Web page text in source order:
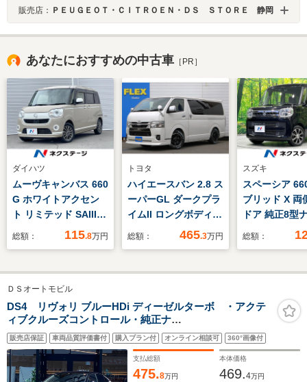
販売店： ＰＥＵＧＥＯＴ・ＣＩＴＲＯＥＮ・ＤＳ ＳＴＯＲＥ 静岡
あなたにおすすめの中古車 ［PR］
ダイハツ
ムーヴキャンバス 660
G ホワイトアクセン
ト リミテッド SAIII
ディスプレイオーディ
アシスト 禁煙車 ス
マートキー LEDヘッ
ド ETC 車線逸脱警
報 オートエアコン
Bluetooth CD
DVD再生 LEDフォ
グ
総額： 115.8万円
トヨタ
ハイエースバン 2.8 ス
ーパーGL ダークプラ
イムII ロングボディ
ディーゼルターボ
総額： 465.3万円
スズキ
スペーシア
ブリッド X 両
ドア 純正8型
周囲カメラ 衝
ナーセンサー
ETC オートハ
ム 車線逸脱
進抑制機能
総額：
ＤＳオートモビル
DS4 リヴォリ ブルーHDi ディーゼルターボ ・アクテ
ィブクルーズコントロール・純正ナ
ビ/Bluetooth/USB/carplay・全方位カメラ・黒革シート/
シートヒーター/エアシート・ドラレコ・ETC・純正
19AW・保証書・取扱説明書・LED
販売店保証 車両品質評価書付 購入プラン付 オンライン相談可 360°画像付
支払総額
475.8万円
本体価格
469.4万円